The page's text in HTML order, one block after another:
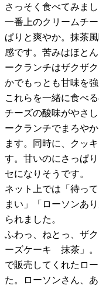
さっそく食べてみまし
一番上のクリームチ
ぱりと爽やか。抹茶
感です。苦みはほと
ークランチはザクザ
かでもっとも甘味を強
これらを一緒に食べ
チーズの酸味がやさ
ークランチでまろや
ます。同時に、クッ
す。甘いのにさっぱ
セになりそうです。
ネット上では「待っ
まい」「ローソンあ
られました。
ふわっ、ねとっ、ザ
ーズケーキ 抹茶」。
で販売してくれたロ
た。ローソンさん、